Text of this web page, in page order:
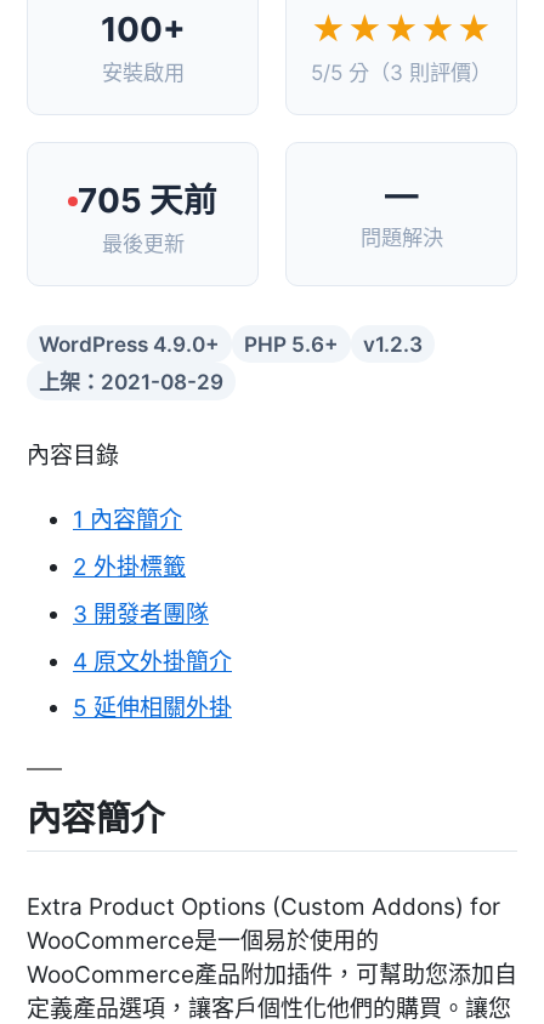
100+
安裝啟用
★★★★★
5/5 分（3 則評價）
705 天前
最後更新
—
問題解決
WordPress 4.9.0+ PHP 5.6+
v1.2.3
上架：2021-08-29
內容目錄
1 內容簡介
2 外掛標籤
3 開發者團隊
4 原文外掛簡介
5 延伸相關外掛
內容簡介
Extra Product Options (Custom Addons) for
WooCommerce是一個易於使用的
WooCommerce產品附加插件，可幫助您添加自
定義產品選項，讓客戶個性化他們的購買。讓您